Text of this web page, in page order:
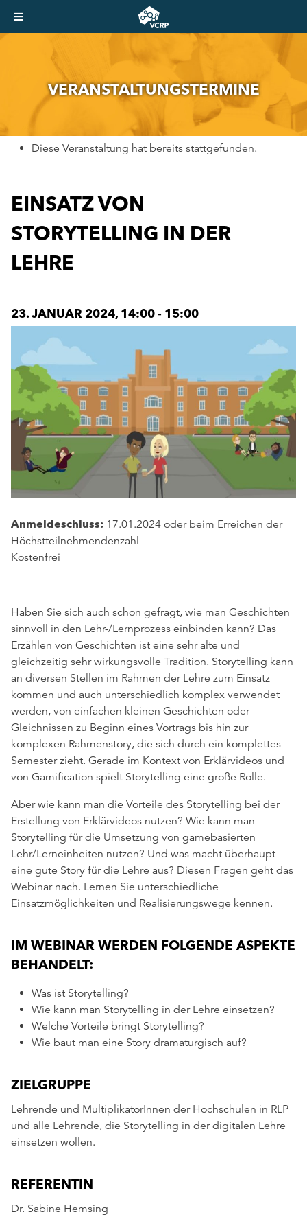
VER­AN­STAL­TUNGS­TER­MI­NE
Diese Veranstaltung hat bereits stattgefunden.
EINSATZ VON
STORYTELLING IN DER
LEHRE
23. JANUAR 2024, 14:00- 15:00
Anmeldeschluss: 17.01.2024 oder beim Erreichen der
Höchstteilnehmendenzahl
Kostenfrei
Haben Sie sich auch schon gefragt, wie man Geschichten
sinnvoll in den Lehr-/Lernprozess einbinden kann? Das
Erzählen von Geschichten ist eine sehr alte und
gleichzeitig sehr wirkungsvolle Tradition. Storytelling kann
an diversen Stellen im Rahmen der Lehre zum Einsatz
kommen und auch unterschiedlich komplex verwendet
werden, von einfachen kleinen Geschichten oder
Gleichnissen zu Beginn eines Vortrags bis hin zur
komplexen Rahmenstory, die sich durch ein komplettes
Semester zieht. Gerade im Kontext von Erklärvideos und
von Gamification spielt Storytelling eine große Rolle.
Aber wie kann man die Vorteile des Storytelling bei der
Erstellung von Erklärvideos nutzen? Wie kann man
Storytelling für die Umsetzung von gamebasierten
Lehr/Lerneinheiten nutzen? Und was macht überhaupt
eine gute Story für die Lehre aus? Diesen Fragen geht das
Webinar nach. Lernen Sie unterschiedliche
Einsatzmöglichkeiten und Realisierungswege kennen.
IM WEBINAR WERDEN FOLGENDE ASPEKTE
BEHANDELT:
Was ist Storytelling?
Wie kann man Storytelling in der Lehre einsetzen?
Welche Vorteile bringt Storytelling?
Wie baut man eine Story dramaturgisch auf?
ZIELGRUPPE
Lehrende und MultiplikatorInnen der Hochschulen in RLP
und alle Lehrende, die Storytelling in der digitalen Lehre
einsetzen wollen.
REFERENTIN
Dr. Sabine Hemsing